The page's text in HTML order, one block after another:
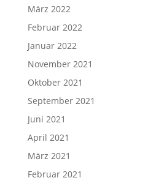
März 2022
Februar 2022
Januar 2022
November 2021
Oktober 2021
September 2021
Juni 2021
April 2021
März 2021
Februar 2021